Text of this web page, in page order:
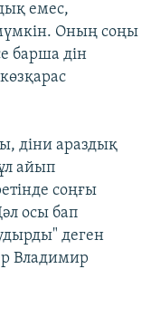
емес,
Оның соңы
барша дін
діни араздық
айып
соңғы
осы бап
деген
Владимир